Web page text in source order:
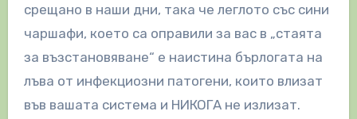
срещано в наши дни, така че леглото със сини
чаршафи, което са оправили за вас в „стаята
за възстановяване“ е наистина бърлогата на
лъва от инфекциозни патогени, които влизат
във вашата система и НИКОГА не излизат.